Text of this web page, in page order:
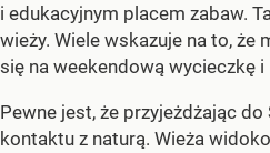
i edukacyjnym placem zabaw.
wieży. Wiele wskazuje na to, że
się na weekendową wycieczkę
Pewne jest, że przyjeżdżając do
kontaktu z naturą. Wieża